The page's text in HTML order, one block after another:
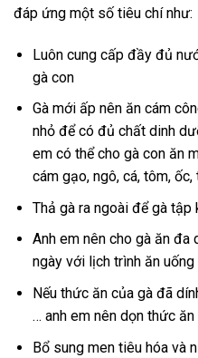
đáp ứng một số tiêu chí như:
Luôn cung cấp đầy đủ
gà con
Gà mới ấp nên ăn cám
nhỏ để có đủ chất dinh
em có thể cho gà con ăn
cám gạo, ngô, cá, tôm,
Thả gà ra ngoài để gà tập
Anh em nên cho gà ăn đa
ngày với lịch trình ăn uống
Nếu thức ăn của gà đã
… anh em nên dọn thức
Bổ sung men tiêu hóa và